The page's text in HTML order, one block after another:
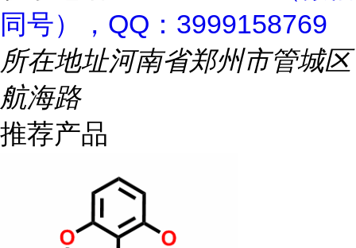
同号），QQ：3999158769
所在地址河南省郑州市管城区
航海路
推荐产品